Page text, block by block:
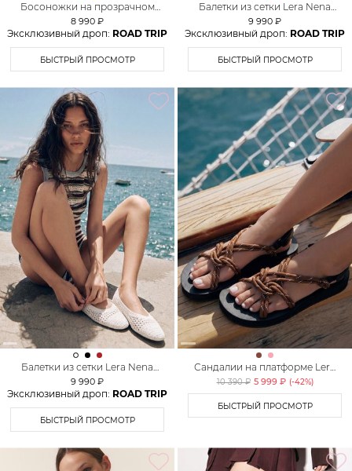
Босоножки на прозрачном
каблуке Lera Nena Unreal
8 990 ₽
Эксклюзивный дроп: ROAD TRIP
БЫСТРЫЙ ПРОСМОТР
Балетки из сетки Lera Nena
Unreal
9 990 ₽
Эксклюзивный дроп: ROAD TRIP
БЫСТРЫЙ ПРОСМОТР
Балетки из сетки Lera Nena
Unreal
9 990 ₽
Эксклюзивный дроп: ROAD TRIP
БЫСТРЫЙ ПРОСМОТР
Сандалии на платформе Lera
Nena Unreal
10 390 ₽ 5 999 ₽ (-42%)
БЫСТРЫЙ ПРОСМОТР